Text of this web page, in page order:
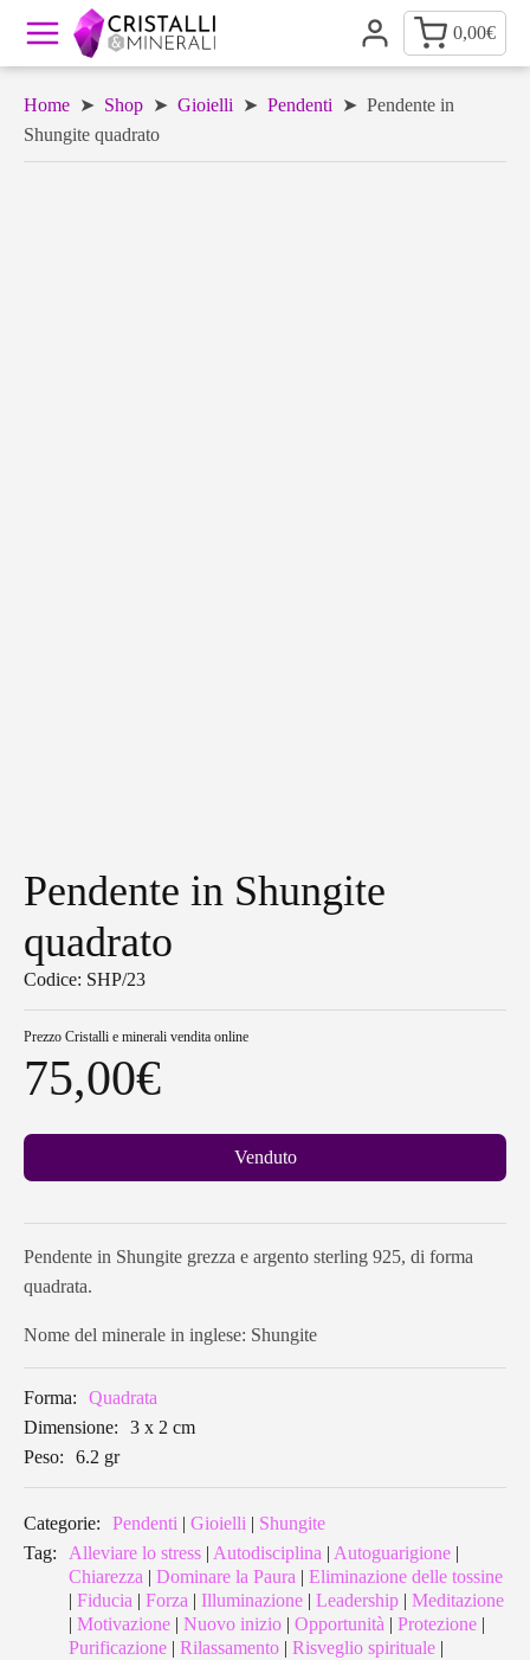
0,00€
Home ➤ Shop ➤ Gioielli ➤ Pendenti ➤ Pendente in
Shungite quadrato
Pendente in Shungite
quadrato
Codice: SHP/23
Prezzo Cristalli e minerali vendita online
75,00€
Venduto
Pendente in Shungite grezza e argento sterling 925, di forma
quadrata.
Nome del minerale in inglese: Shungite
Forma:
Quadrata
Dimensione:
3 x 2 cm
Peso:
6.2 gr
Categorie: Pendenti Gioielli
Shungite
Tag:
Alleviare lo stress Autodisciplina Autoguarigione
Chiarezza
Dominare la Paura
Eliminazione delle tossine
Fiducia Forza Illuminazione Leadership
Meditazione
Motivazione Nuovo inizio Opportunità Protezione
Purificazione
Rilassamento Risveglio spirituale